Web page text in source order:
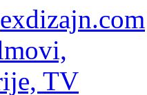
exdizajn.com